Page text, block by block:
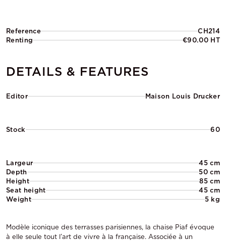
Reference
CH214
Renting
€90.00 HT
DETAILS & FEATURES
Editor Maison Louis Drucker
Stock 60
Largeur
45 cm
Depth
50 cm
Height
85 cm
Seat height
45 cm
Weight
5 kg
Modèle iconique des terrasses parisiennes, la chaise Piaf évoque
à elle seule tout l’art de vivre à la française. Associée à un